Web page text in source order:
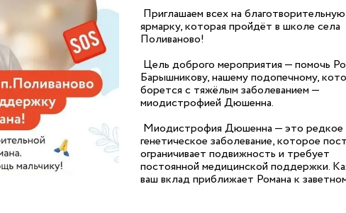
Приглашаем всех на благотворительную
ярмарку, которая пройдёт в школе села
Поливаново!
Цель доброго мероприятия — помочь
Барышникову, нашему подопечному,
борется с тяжёлым заболеванием —
миодистрофией Дюшенна.
Миодистрофия Дюшенна — это редкое
генетическое заболевание, которое
ограничивает подвижность и требует
постоянной медицинской поддержки.
ваш вклад приближает Романа к